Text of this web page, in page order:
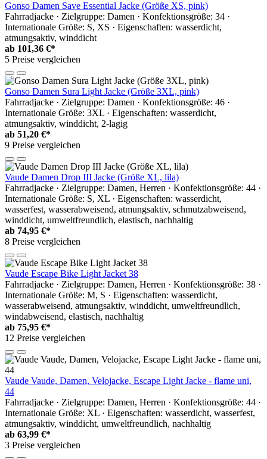
Gonso Damen Save Essential Jacke (Größe XS, pink)
Fahrradjacke · Zielgruppe: Damen · Konfektionsgröße: 34 ·
Internationale Größe: S, XS · Eigenschaften: wasserdicht,
atmungsaktiv, winddicht
ab 101,36 €*
5 Preise vergleichen
Gonso Damen Sura Light Jacke (Größe 3XL, pink)
Fahrradjacke · Zielgruppe: Damen · Konfektionsgröße: 46 ·
Internationale Größe: 3XL · Eigenschaften: wasserdicht,
atmungsaktiv, winddicht, 2-lagig
ab 51,20 €*
9 Preise vergleichen
Vaude Damen Drop III Jacke (Größe XL, lila)
Fahrradjacke · Zielgruppe: Damen, Herren · Konfektionsgröße: 44 ·
Internationale Größe: S, XL · Eigenschaften: wasserdicht,
wasserfest, wasserabweisend, atmungsaktiv, schmutzabweisend,
winddicht, umweltfreundlich, elastisch, nachhaltig
ab 74,95 €*
8 Preise vergleichen
Vaude Escape Bike Light Jacket 38
Fahrradjacke · Zielgruppe: Damen, Herren · Konfektionsgröße: 38 ·
Internationale Größe: M, S · Eigenschaften: wasserdicht,
wasserabweisend, atmungsaktiv, winddicht, umweltfreundlich,
windabweisend, elastisch, nachhaltig
ab 75,95 €*
12 Preise vergleichen
Vaude Vaude, Damen, Velojacke, Escape Light Jacke - flame uni,
44
Fahrradjacke · Zielgruppe: Damen, Herren · Konfektionsgröße: 44 ·
Internationale Größe: XL · Eigenschaften: wasserdicht, wasserfest,
atmungsaktiv, winddicht, umweltfreundlich, nachhaltig
ab 63,99 €*
3 Preise vergleichen